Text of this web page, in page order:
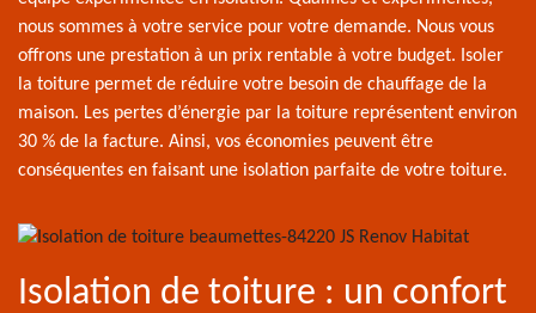
nous sommes à votre service pour votre demande. Nous vous
offrons une prestation à un prix rentable à votre budget. Isoler
la toiture permet de réduire votre besoin de chauffage de la
maison. Les pertes d’énergie par la toiture représentent environ
30 % de la facture. Ainsi, vos économies peuvent être
conséquentes en faisant une isolation parfaite de votre toiture.
Isolation de toiture : un confort